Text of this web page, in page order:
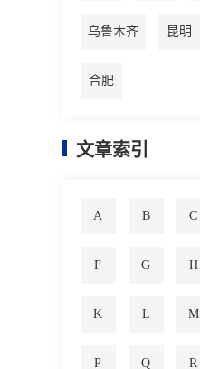
乌鲁木齐 昆明
合肥
文章索引
A B C
F G H
K L M
P Q R